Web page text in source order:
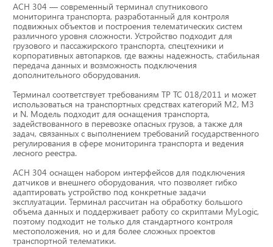
GPS и ГЛОНАСС трекеры
Датчики уровня топлива
Блоки СКЗИ (НКМ)
Тахографы
Элементы питания
GPS/GSM Антенны
Автоклимат
Датчики скорости
АСН 304 — современный терминал спутникового
мониторинга транспорта, разработанный для контроля
подвижных объектов и построения телематических систем
различного уровня сложности. Устройство подходит для
грузового и пассажирского транспорта, спецтехники и
корпоративных автопарков, где важны надежность, стабильная
передача данных и возможность подключения
дополнительного оборудования.
Терминал соответствует требованиям ТР ТС 018/2011 и может
использоваться на транспортных средствах категорий М2, М3
и N. Модель подходит для оснащения транспорта,
задействованного в перевозке опасных грузов, а также для
задач, связанных с выполнением требований государственного
регулирования в сфере мониторинга транспорта и ведения
лесного реестра.
АСН 304 оснащен набором интерфейсов для подключения
датчиков и внешнего оборудования, что позволяет гибко
адаптировать устройство под конкретные задачи
эксплуатации. Терминал рассчитан на обработку большого
объема данных и поддерживает работу со скриптами MyLogic,
поэтому подходит не только для стандартного контроля
местоположения, но и для более сложных проектов
транспортной телематики.